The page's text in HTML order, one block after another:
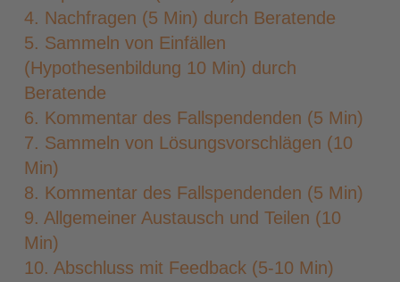
4. Nachfragen (5 Min) durch Beratende
5. Sammeln von Einfällen
(Hypothesenbildung 10 Min) durch
Beratende
6. Kommentar des Fallspendenden (5 Min)
7. Sammeln von Lösungsvorschlägen (10
Min)
8. Kommentar des Fallspendenden (5 Min)
9. Allgemeiner Austausch und Teilen (10
Min)
10. Abschluss mit Feedback (5-10 Min)